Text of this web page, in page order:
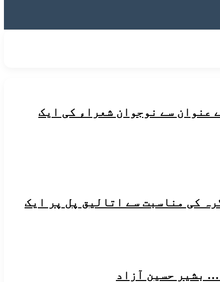
عنوان سے نوجوان شعراء کی ایک
کی مناسبت سے اتالیق پل پر ایک
بشیر حسین آزاد